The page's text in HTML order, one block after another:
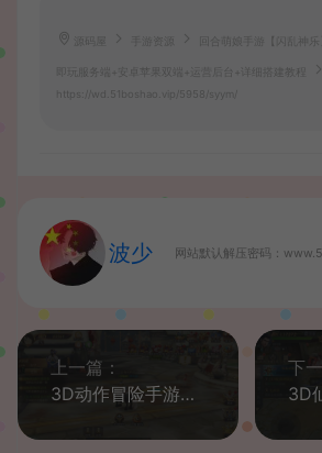
手游资源 回合萌娘手游【闪乱神乐
即玩服务端+安卓苹果双端+运营后台+详细搭建教程
https://wd.51boshao.vip/5958/syym/
波少 网站默认解压密码：
上一篇：
3D动作冒险手游【龙之谷之飓风龙】最新整理Linux手工服务端+安卓苹果双端+GM授权后台+详细搭建教程
下